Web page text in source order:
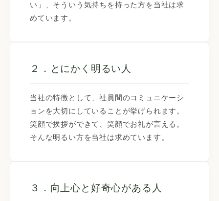
い」、そういう気持ちを持った方を当社は求
めています。
２．とにかく明るい人
当社の特徴として、社員間のコミュニケーシ
ョンを大切にしていることが挙げられます。
笑顔で挨拶ができて、笑顔でお礼が言える。
そんな明るい方を当社は求めています。
３．向上心と好奇心がある人